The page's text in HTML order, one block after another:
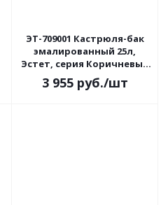
ЭТ-709001 Кастрюля-бак
эмалированный 25л,
Эстет, серия Коричневый
гранит, индукция
3 955руб./шт